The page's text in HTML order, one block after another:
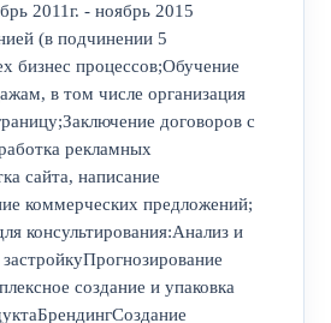
2011г. - ноябрь 2015
(в подчинении 5
бизнес процессов;Обучение
в том числе организация
договоров с
рекламных
сайта, написание
коммерческих предложений;
консультирования:Анализ и
создание и упаковка